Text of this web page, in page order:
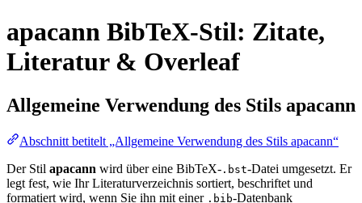
apacann BibTeX-Stil: Zitate,
Literatur & Overleaf
Allgemeine Verwendung des Stils apacann
Abschnitt betitelt „Allgemeine Verwendung des Stils apacann“
Der Stil apacann wird über eine BibTeX- .bst-Datei umgesetzt. Er
legt fest, wie Ihr Literaturverzeichnis sortiert, beschriftet und
formatiert wird, wenn Sie ihn mit einer .bib-Datenbank